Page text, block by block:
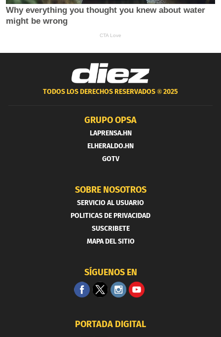
TODOS LOS DERECHOS RESERVADOS ®2025
GRUPO OPSA
LAPRENSA.HN
ELHERALDO.HN
GOTV
SOBRE NOSOTROS
SERVICIO AL USUARIO
POLITICAS DE PRIVACIDAD
SUSCRIBETE
MAPA DEL SITIO
SÍGUENOS EN
PORTADA DIGITAL